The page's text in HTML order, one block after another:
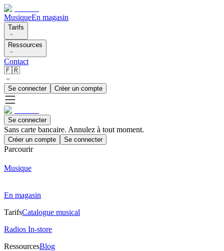
MusiqueEn magasin
Tarifs
Ressources
Contact
🇫🇷
Se connecter Créer un compte
Se connecter
Sans carte bancaire. Annulez à tout moment.
Créer un compte Se connecter
Parcourir
Musique
En magasin
TarifsCatalogue musical
Radios In-store
RessourcesBlog